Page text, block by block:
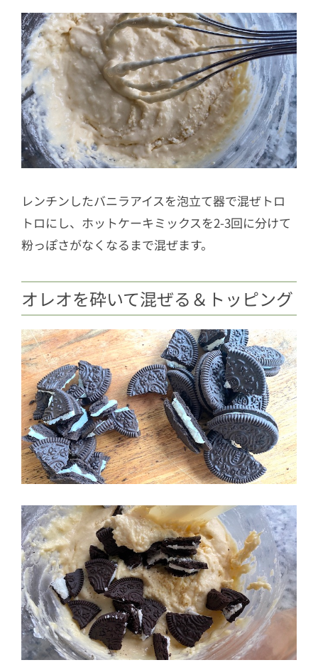
レンチンしたバニラアイスを泡立て器で混ぜトロ
トロにし、ホットケーキミックスを2-3回に分けて
粉っぽさがなくなるまで混ぜます。
オレオを砕いて混ぜる＆トッピング